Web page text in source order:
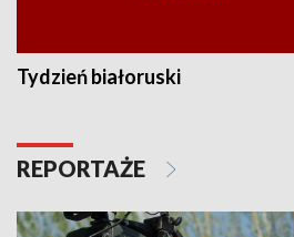
Tydzień białoruski
REPORTAŻE